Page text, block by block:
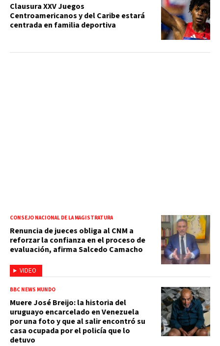
Clausura XXV Juegos
Centroamericanos y del Caribe estará
centrada en familia deportiva
VIDEO
CONSEJO NACIONAL DE LA MAGISTRATURA
Renuncia de jueces obliga al CNM a
reforzar la confianza en el proceso de
evaluación, afirma Salcedo Camacho
BBC NEWS MUNDO
Muere José Breijo: la historia del
uruguayo encarcelado en Venezuela
por una foto y que al salir encontró su
casa ocupada por el policía que lo
detuvo